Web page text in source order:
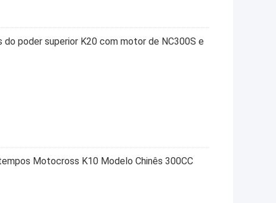
poder superior K20 com motor de NC300S e
Motocross K10 Modelo Chinês 300CC